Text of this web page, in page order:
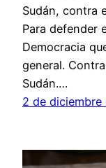
Sudán, contra
Para defender
Democracia
general.
Sudán.…
2 de diciembre